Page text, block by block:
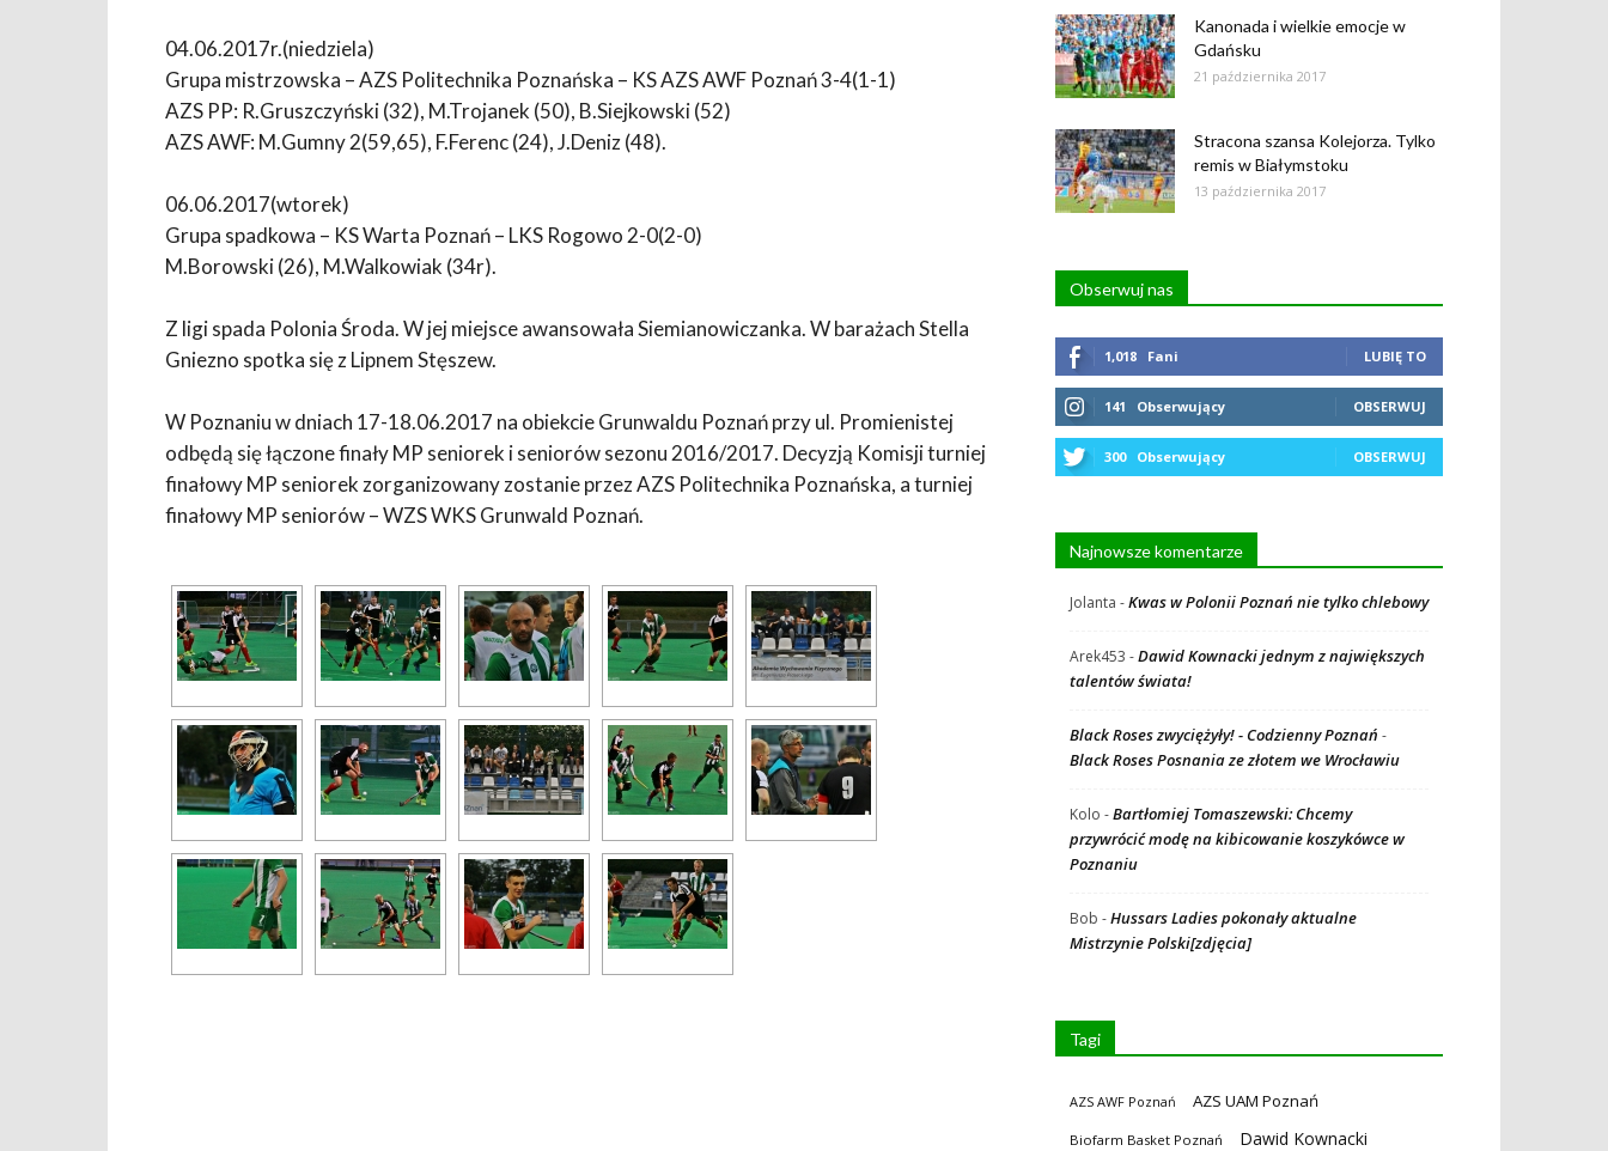
04.06.2017r.(niedziela)
Grupa mistrzowska – AZS Politechnika Poznańska – KS AZS AWF Poznań 3-4(1-1)
AZS PP: R.Gruszczyński (32), M.Trojanek (50), B.Siejkowski (52)
AZS AWF: M.Gumny 2(59,65), F.Ferenc (24), J.Deniz (48).
06.06.2017(wtorek)
Grupa spadkowa – KS Warta Poznań – LKS Rogowo 2-0(2-0)
M.Borowski (26), M.Walkowiak (34r).
Z ligi spada Polonia Środa. W jej miejsce awansowała Siemianowiczanka. W barażach Stella
Gniezno spotka się z Lipnem Stęszew.
W Poznaniu w dniach 17-18.06.2017 na obiekcie Grunwaldu Poznań przy ul. Promienistej
odbędą się łączone finały MP seniorek i seniorów sezonu 2016/2017. Decyzją Komisji turniej
finałowy MP seniorek zorganizowany zostanie przez AZS Politechnika Poznańska, a turniej
finałowy MP seniorów – WZS WKS Grunwald Poznań.
Kanonada i wielkie emocje w
Gdańsku
21 października 2017
Stracona szansa Kolejorza. Tylko
remis w Białymstoku
13 października 2017
Obserwuj nas
1,018 Fani LUBIĘ TO
141 Obserwujący OBSERWUJ
300 Obserwujący OBSERWUJ
Najnowsze komentarze
Jolanta -Kwas w Polonii Poznań nie tylko chlebowy
Arek453 -Dawid Kownacki jednym z największych
talentów świata!
Black Roses zwyciężyły! - Codzienny Poznań -
Black Roses Posnania ze złotem we Wrocławiu
Kolo -Bartłomiej Tomaszewski: Chcemy
przywrócić modę na kibicowanie koszykówce w
Poznaniu
Bob -Hussars Ladies pokonały aktualne
Mistrzynie Polski[zdjęcia]
Tagi
AZS AWF Poznań AZS UAM Poznań
Biofarm Basket Poznań Dawid Kownacki